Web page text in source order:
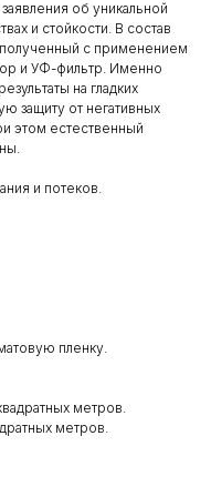
об уникальной
и стойкости. В состав
полученный с применением
и УФ-фильтр. Именно
на гладких
защиту от негативных
этом естественный
и потеков.
пленку.
метров.
метров.